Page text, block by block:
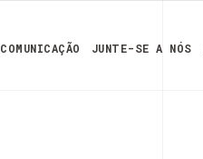
COMUNICAÇÃO JUNTE-SE A NÓS